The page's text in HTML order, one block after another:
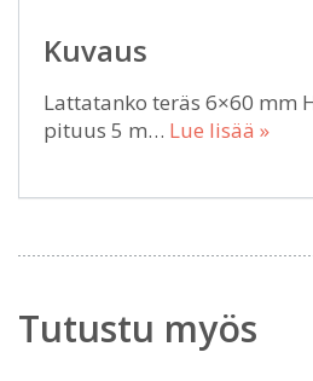
Kuvaus
Lattatanko teräs 6×60 mm
pituus 5 m… Lue lisää »
Tutustu myös